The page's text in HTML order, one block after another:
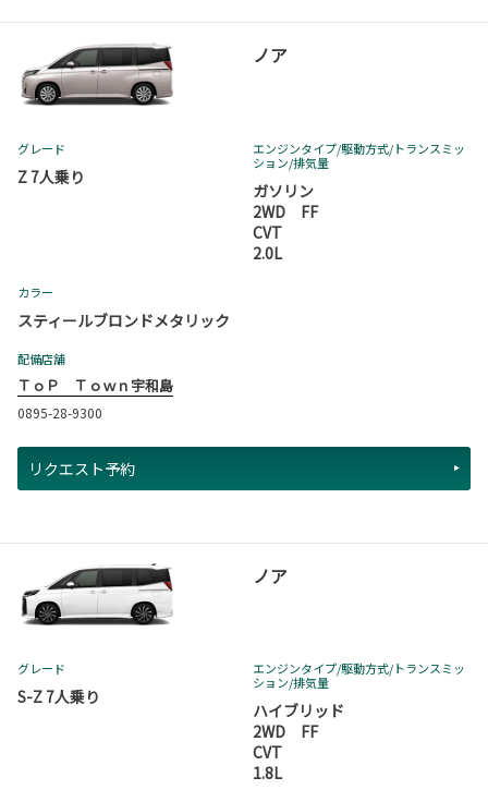
ノア
グレード
Z 7人乗り
エンジンタイプ/駆動方式/トランスミッ
ション/排気量
ガソリン
2WD FF
CVT
2.0L
カラー
スティールブロンドメタリック
配備店舗
ＴｏＰ Ｔｏｗｎ宇和島
0895-28-9300
リクエスト予約
ノア
グレード
S-Z 7人乗り
エンジンタイプ/駆動方式/トランスミッ
ション/排気量
ハイブリッド
2WD FF
CVT
1.8L